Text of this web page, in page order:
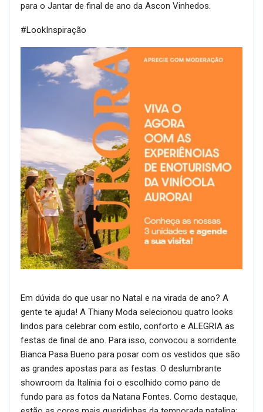
para o Jantar de final de ano da Ascon Vinhedos.
#LookInspiração
Em dúvida do que usar no Natal e na virada de ano? A
gente te ajuda! A Thiany Moda selecionou quatro looks
lindos para celebrar com estilo, conforto e ALEGRIA as
festas de final de ano. Para isso, convocou a sorridente
Bianca Pasa Bueno para posar com os vestidos que são
as grandes apostas para as festas. O deslumbrante
showroom da Italínia foi o escolhido como pano de
fundo para as fotos da Natana Fontes. Como destaque,